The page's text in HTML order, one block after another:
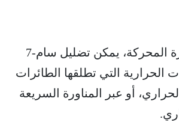
ولكونه يتتبع حرارة المحركة، يمكن تضليل سام-7
الحرارية التي تطلقها الطائرات
أو عبر المناورة السريعة